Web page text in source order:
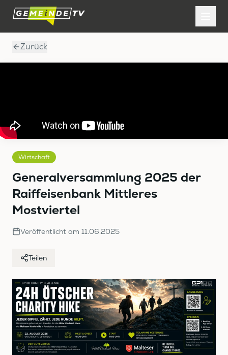
Zurück
Wirtschaft
Generalversammlung 2025 der
Raiffeisenbank Mittleres
Mostviertel
Veröffentlicht am 11.06.2025
Teilen